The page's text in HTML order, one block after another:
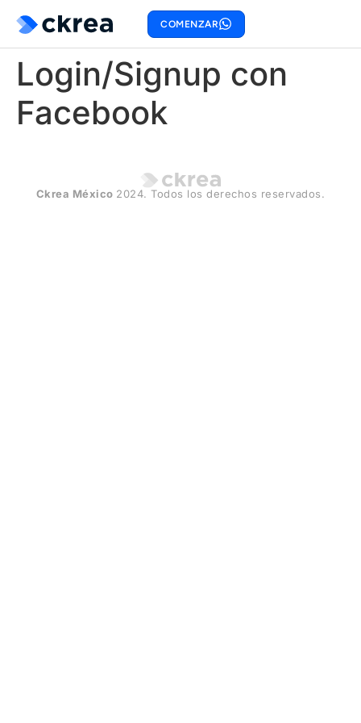
COMENZAR
Login/Signup con
Facebook
Ckrea México 2024. Todos los derechos reservados.